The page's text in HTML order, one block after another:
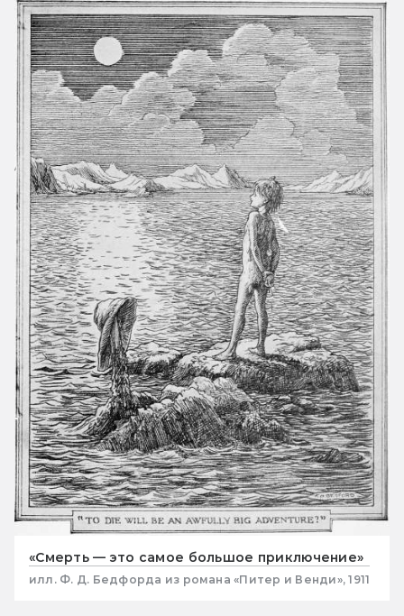
«Смерть — это самое большое приключение»
илл. Ф. Д. Бедфорда из романа «Питер и Венди», 1911